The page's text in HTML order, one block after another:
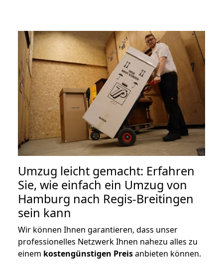
Umzug leicht gemacht: Erfahren
Sie, wie einfach ein Umzug von
Hamburg nach Regis-Breitingen
sein kann
Wir können Ihnen garantieren, dass unser
professionelles Netzwerk Ihnen nahezu alles zu
einem kostengünstigen Preisanbieten können.